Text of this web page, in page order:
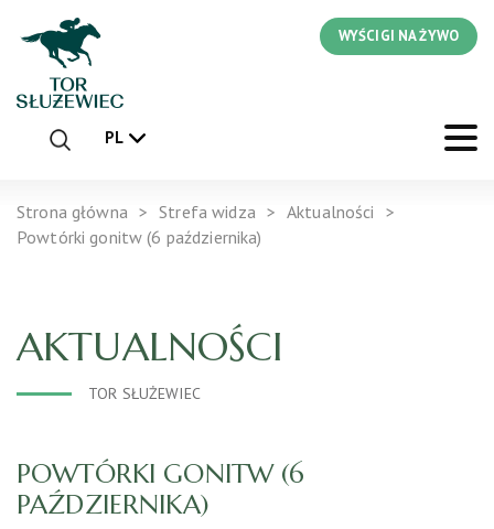
WYŚCIGI NA ŻYWO
PL
Strona główna Strefa widza
Aktualności
Powtórki gonitw (6 października)
AKTUALNOŚCI
TOR SŁUŻEWIEC
POWTÓRKI GONITW (6
PAŹDZIERNIKA)